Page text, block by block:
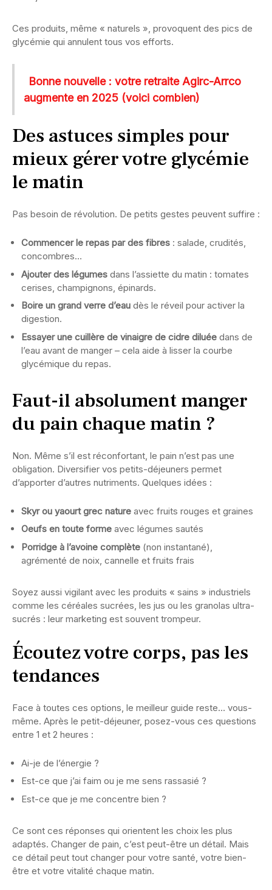
Ces produits, même « naturels », provoquent des pics de
glycémie qui annulent tous vos efforts.
Bonne nouvelle : votre retraite Agirc-Arrco
augmente en 2025 (voici combien)
Des astuces simples pour
mieux gérer votre glycémie
le matin
Pas besoin de révolution. De petits gestes peuvent suffire :
Commencer le repas par des fibres : salade, crudités,
concombres…
Ajouter des légumes dans l’assiette du matin : tomates
cerises, champignons, épinards.
Boire un grand verre d’eau dès le réveil pour activer la
digestion.
Essayer une cuillère de vinaigre de cidre diluée dans de
l’eau avant de manger – cela aide à lisser la courbe
glycémique du repas.
Faut-il absolument manger
du pain chaque matin ?
Non. Même s’il est réconfortant, le pain n’est pas une
obligation. Diversifier vos petits-déjeuners permet
d’apporter d’autres nutriments. Quelques idées :
Skyr ou yaourt grec nature avec fruits rouges et graines
Oeufs en toute forme avec légumes sautés
Porridge à l’avoine complète (non instantané),
agrémenté de noix, cannelle et fruits frais
Soyez aussi vigilant avec les produits « sains » industriels
comme les céréales sucrées, les jus ou les granolas ultra-
sucrés : leur marketing est souvent trompeur.
Écoutez votre corps, pas les
tendances
Face à toutes ces options, le meilleur guide reste… vous-
même. Après le petit-déjeuner, posez-vous ces questions
entre 1 et 2 heures :
Ai-je de l’énergie ?
Est-ce que j’ai faim ou je me sens rassasié ?
Est-ce que je me concentre bien ?
Ce sont ces réponses qui orientent les choix les plus
adaptés. Changer de pain, c’est peut-être un détail. Mais
ce détail peut tout changer pour votre santé, votre bien-
être et votre vitalité chaque matin.